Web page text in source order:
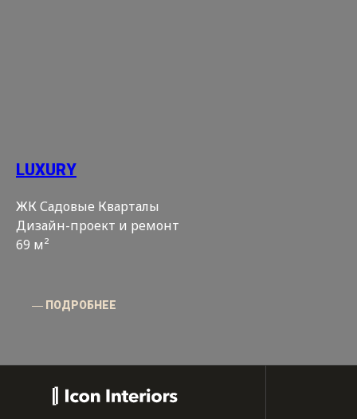
LUXURY
ЖК Садовые Кварталы
Дизайн-проект и ремонт
69 м²
― ПОДРОБНЕЕ